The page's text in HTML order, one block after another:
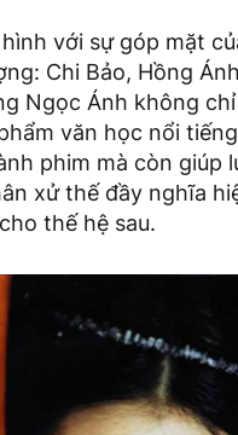
với sự góp mặt
Chi Bảo, Hồng
Ngọc Ánh không
văn học nổi
phim mà còn giúp
xử thế đầy nghĩa
thế hệ sau.